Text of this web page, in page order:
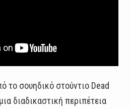
το σουηδικό στούντιο Dead
διαδικαστική περιπέτεια